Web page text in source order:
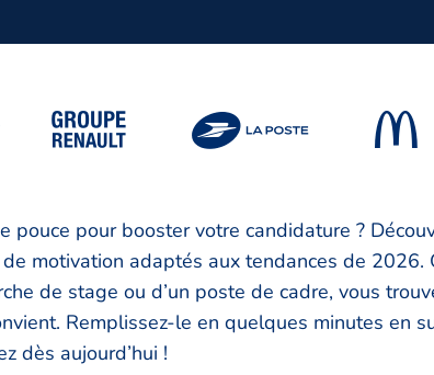
pouce pour booster votre candidature ?
motivation adaptés aux tendances de 2026.
de stage ou d’un poste de cadre, vous
Remplissez-le en quelques minutes en
dès aujourd’hui !